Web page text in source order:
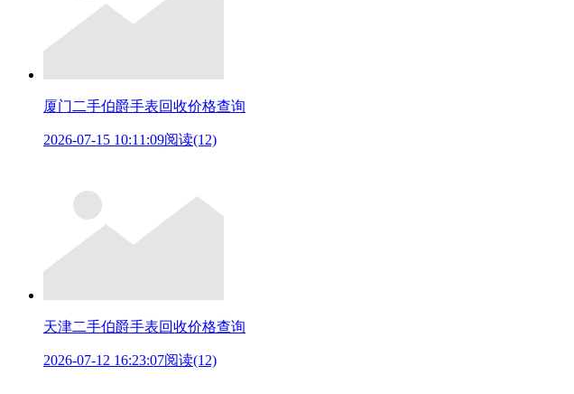
厦门二手伯爵手表回收价格查询
2026-07-15 10:11:09阅读(12)
天津二手伯爵手表回收价格查询
2026-07-12 16:23:07阅读(12)